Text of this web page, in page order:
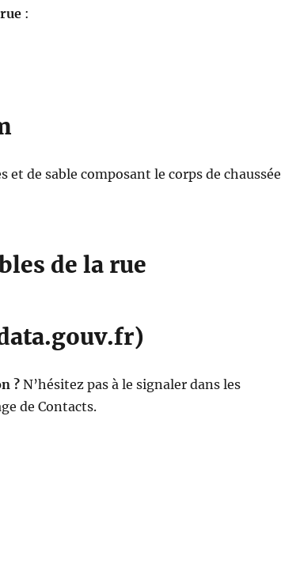
:
et de sable composant le corps de chaussée
de la rue
?N’hésitez pas à le signaler dans les
de Contacts.